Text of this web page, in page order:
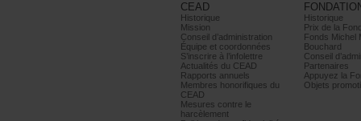
CEAD
Historique
Mission
Conseild’administration
Équipeetcoordonnées
S’inscrireàl’infolettre
ActualitésduCEAD
Rapportsannuels
Membreshonorifiquesdu
CEAD
Mesurescontrele
harcèlement
Historique
Bouchard
Partenaires